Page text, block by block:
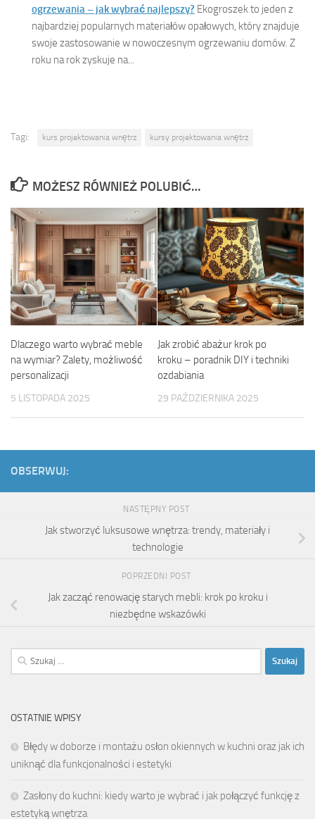
ogrzewania – jak wybrać najlepszy? Ekogroszek to jeden z
najbardziej popularnych materiałów opałowych, który znajduje
swoje zastosowanie w nowoczesnym ogrzewaniu domów. Z
roku na rok zyskuje na...
Tagi: kurs projektowania wnętrz kursy projektowania wnętrz
MOŻESZ RÓWNIEŻ POLUBIĆ…
Dlaczego warto wybrać meble
na wymiar? Zalety, możliwość
personalizacji
5 LISTOPADA 2025
Jak zrobić abażur krok po
kroku – poradnik DIY i techniki
ozdabiania
29 PAŹDZIERNIKA 2025
OBSERWUJ:
NASTĘPNY POST
Jak stworzyć luksusowe wnętrza: trendy, materiały i
technologie
POPRZEDNI POST
Jak zacząć renowację starych mebli: krok po kroku i
niezbędne wskazówki
Szukaj:
OSTATNIE WPISY
Błędy w doborze i montażu osłon okiennych w kuchni oraz jak ich
uniknąć dla funkcjonalności i estetyki
Zasłony do kuchni: kiedy warto je wybrać i jak połączyć funkcję z
estetyką wnętrza